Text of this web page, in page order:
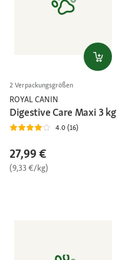
2 Verpackungsgrößen
ROYAL CANIN
Digestive Care Maxi 3 kg
4.0 (16)
27,99 €
(9,33 €/kg)